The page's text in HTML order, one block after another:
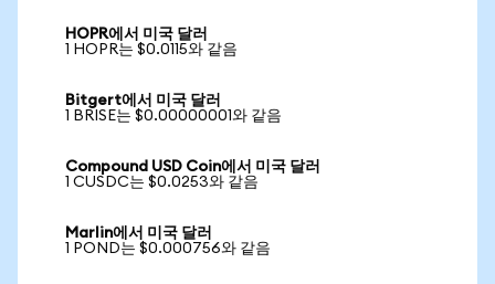
HOPR에서 미국 달러
1 HOPR는 $0.0115와 같음
Bitgert에서 미국 달러
1 BRISE는 $0.00000001와 같음
Compound USD Coin에서 미국 달러
1 CUSDC는 $0.0253와 같음
Marlin에서 미국 달러
1 POND는 $0.000756와 같음